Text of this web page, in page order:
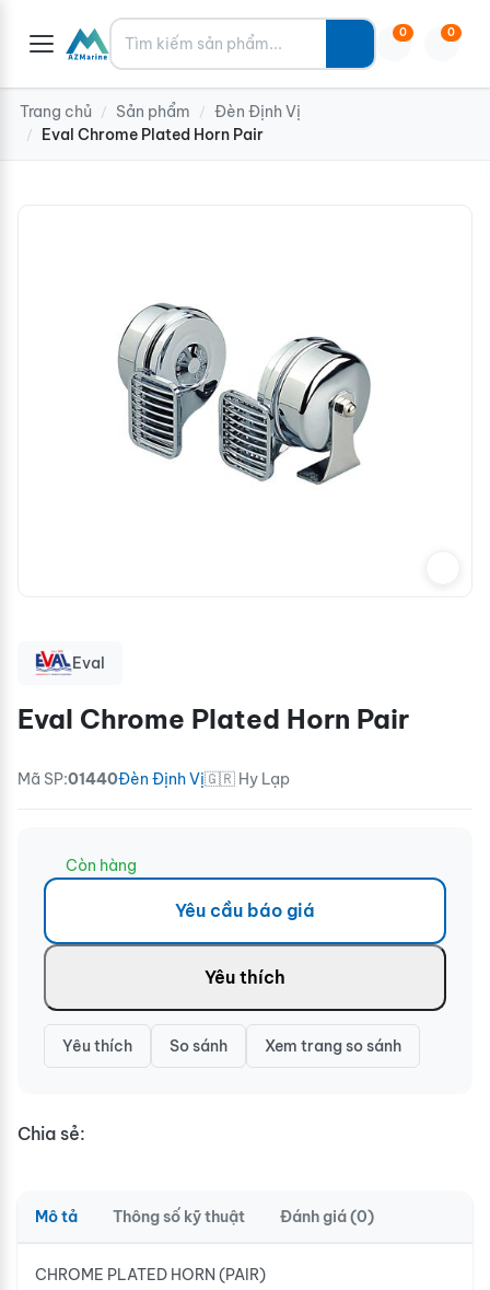
Tìm kiếm 0 0
Trang chủ / Sản phẩm / Đèn Định Vị
/ Eval Chrome Plated Horn Pair
Eval
Eval Chrome Plated Horn Pair
Mã SP:01440Đèn Định Vị🇬🇷 Hy Lạp
Còn hàng
Yêu cầu báo giá
Yêu thích
Yêu thích So sánh Xem trang so sánh
Chia sẻ:
Mô tả Thông số kỹ thuật Đánh giá (0)
CHROME PLATED HORN (PAIR)